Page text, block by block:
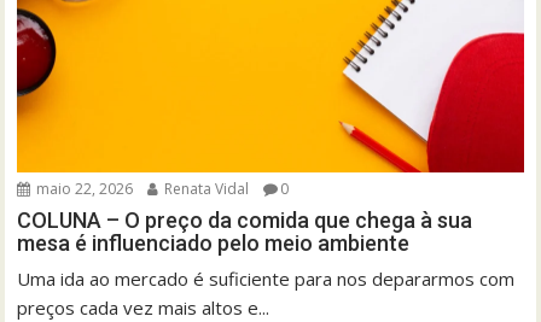
maio 22, 2026 Renata Vidal 0
COLUNA – O preço da comida que chega à sua
mesa é influenciado pelo meio ambiente
Uma ida ao mercado é suficiente para nos depararmos com
preços cada vez mais altos e...